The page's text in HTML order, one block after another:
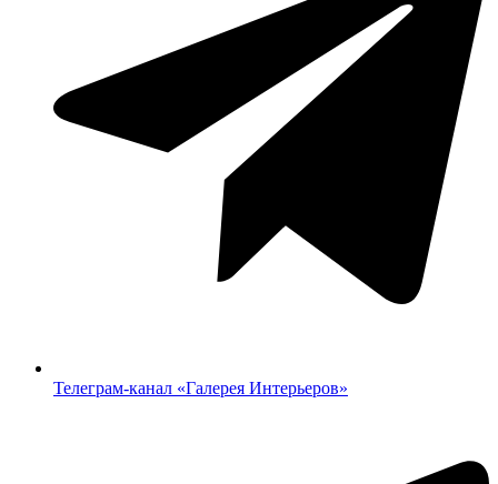
Телеграм-канал «‎Галерея Интерьеров»‎